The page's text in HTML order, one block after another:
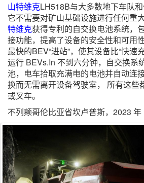
山特维克LH518B与大多数地下车队
它不需要对矿山基础设施进行任何重
特维克获得专利的自交换电池系统，
接功能，提高了设备的安全性和可用性
最快的BEV“进站”，使其设备比“快速
运行 BEVs.In 不到六分钟，自交换系
池，电车拾取充满电的电池并自动连
换而无需离开设备驾驶室， 所有这些
或叉车。
不列颠哥伦比亚省坎卢普斯，2023 年